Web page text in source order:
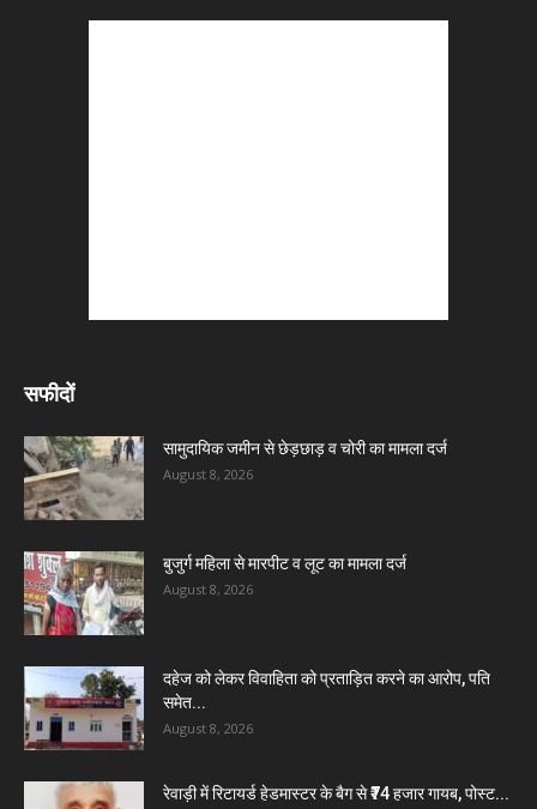
सफीदों
सामुदायिक जमीन से छेड़छाड़ व चोरी का मामला दर्ज
August 8, 2026
बुजुर्ग महिला से मारपीट व लूट का मामला दर्ज
August 8, 2026
दहेज को लेकर विवाहिता को प्रताड़ित करने का आरोप, पति
समेत...
August 8, 2026
रेवाड़ी में रिटायर्ड हेडमास्टर के बैग से ₹74 हजार गायब, पोस्ट...